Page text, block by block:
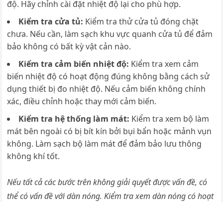
độ. Hãy chỉnh cài đặt nhiệt độ lại cho phù hợp.
Kiểm tra cửa tủ: Kiểm tra thử cửa tủ đóng chặt
chưa. Nếu cần, làm sạch khu vực quanh cửa tủ để đảm
bảo không có bất kỳ vật cản nào.
Kiểm tra cảm biến nhiệt độ: Kiểm tra xem cảm
biến nhiệt độ có hoạt động đúng không bằng cách sử
dụng thiết bị đo nhiệt độ. Nếu cảm biến không chính
xác, điều chỉnh hoặc thay mới cảm biến.
Kiểm tra hệ thống làm mát: Kiểm tra xem bộ làm
mát bên ngoài có bị bít kín bởi bụi bẩn hoặc mảnh vụn
không. Làm sạch bộ làm mát để đảm bảo lưu thông
không khí tốt.
Nếu tất cả các bước trên không giải quyết được vấn đề, có
thể có vấn đề với dàn nóng. Kiểm tra xem dàn nóng có hoạt